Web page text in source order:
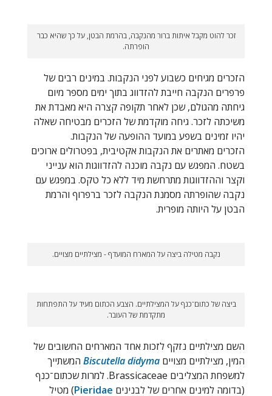
זכר להוט מקבל איתות ברור מהנקבה, בהרמת הבטן, על כך שהיא כבר
הופרתה.
הזכרים מגיחים כשבוע לפני הנקבות. במינים רבים של
פרפרים הנקבה חייבת להזדווג בתוך ימים מספר מיום
גיחתה מהגולם, שכן לאחר תקופה קצרה היא מאבדת את
משיכתה לזכר. גיחה מוקדמת של הזכרים מבטיחה שאלה
יהיו זמינים בשפע במועד ההופעה של הנקבות.
הזכרים מאתרים את הנקבות אקטיבית, בפטרולים ארוכים
בשטח. המפגש עם נקבה מוכנה להזדווגות הוא ענייני
וקצר וההזדווגות מתרחשת מיד ללא כל טקס. במפגש עם
נקבה שהופרתה מסמנת הנקבה לזכר ברפרוף והרמת
הבטן על היותה מופרית.
נקבה מטילה ביצה על המארח המועדף - מצילתיים מצויים.
ביצה של כתום־כנף על המצילתיים. הצבע הכתום מעיד על התפתחות
מתקדמת של העובר.
השם מצילתיים נזקף לזכות אחד המארחים החשובים של
המין, מצילתיים מצויים Biscutella didyma המשתייך
למשפחת המצליבים Brassicaceae. למרות שכתום־כנף
(בדומה למינים אחרים של לבנינים Pieridae) מטיל